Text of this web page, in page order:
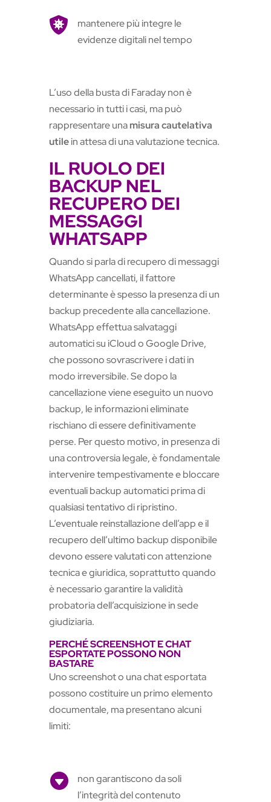

mantenere più integre le
evidenze digitali nel tempo
L’uso della busta di Faraday non è
necessario in tutti i casi, ma può
rappresentare unamisura cautelativa
utilein attesa di una valutazione tecnica.
IL RUOLO DEI
BACKUP NEL
RECUPERO DEI
MESSAGGI
WHATSAPP
Quando si parla di recupero di messaggi
WhatsApp cancellati, il fattore
determinante è spesso la presenza di un
backup precedente alla cancellazione.
WhatsApp effettua salvataggi
automatici su iCloud o Google Drive,
che possono sovrascrivere i dati in
modo irreversibile. Se dopo la
cancellazione viene eseguito un nuovo
backup, le informazioni eliminate
rischiano di essere definitivamente
perse. Per questo motivo, in presenza di
una controversia legale, è fondamentale
intervenire tempestivamente e bloccare
eventuali backup automatici prima di
qualsiasi tentativo di ripristino.
L’eventuale reinstallazione dell’app e il
recupero dell’ultimo backup disponibile
devono essere valutati con attenzione
tecnica e giuridica, soprattutto quando
è necessario garantire la validità
probatoria dell’acquisizione in sede
giudiziaria.
PERCHÉ SCREENSHOT E CHAT
ESPORTATE POSSONO NON
BASTARE
Uno screenshot o una chat esportata
possono costituire un primo elemento
documentale, ma presentano alcuni
limiti:

non garantiscono da soli
l’integrità del contenuto